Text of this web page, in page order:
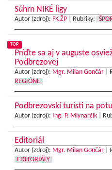
Súhrn NIKÉ ligy
Autor (zdroj): FK ŽP Rubriky:
TOP
Príďte sa aj v auguste
Podbrezovej
Autor (zdroj): Mgr. Milan Gončár
REGIÓNE
Podbrezovskí turisti na
Autor (zdroj): Ing. P. Mlynarčík
Editoriál
Autor (zdroj): Mgr. Milan Gončár
EDITORIÁLY